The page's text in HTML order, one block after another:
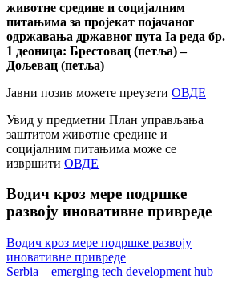
животне средине и социјалним
питањима за пројекат појачаног
одржавања државног пута Ia реда бр.
1 деоница: Брестовац (петља) –
Дољевац (петља)
Јавни позив можете преузети ОВДЕ
Увид у предметни План управљања
заштитом животне средине и
социјалним питањима може се
извршити ОВДЕ
Водич кроз мере подршке
развоју иновативне привреде
Водич кроз мере подршке развоју
иновативне привреде
Serbia – emerging tech development hub